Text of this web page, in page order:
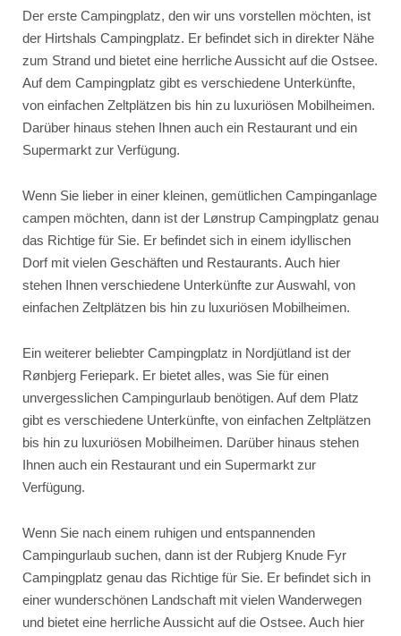
Der erste Campingplatz, den wir uns vorstellen möchten, ist
der Hirtshals Campingplatz. Er befindet sich in direkter Nähe
zum Strand und bietet eine herrliche Aussicht auf die Ostsee.
Auf dem Campingplatz gibt es verschiedene Unterkünfte,
von einfachen Zeltplätzen bis hin zu luxuriösen Mobilheimen.
Darüber hinaus stehen Ihnen auch ein Restaurant und ein
Supermarkt zur Verfügung.
Wenn Sie lieber in einer kleinen, gemütlichen Campinganlage
campen möchten, dann ist der Lønstrup Campingplatz genau
das Richtige für Sie. Er befindet sich in einem idyllischen
Dorf mit vielen Geschäften und Restaurants. Auch hier
stehen Ihnen verschiedene Unterkünfte zur Auswahl, von
einfachen Zeltplätzen bis hin zu luxuriösen Mobilheimen.
Ein weiterer beliebter Campingplatz in Nordjütland ist der
Rønbjerg Feriepark. Er bietet alles, was Sie für einen
unvergesslichen Campingurlaub benötigen. Auf dem Platz
gibt es verschiedene Unterkünfte, von einfachen Zeltplätzen
bis hin zu luxuriösen Mobilheimen. Darüber hinaus stehen
Ihnen auch ein Restaurant und ein Supermarkt zur
Verfügung.
Wenn Sie nach einem ruhigen und entspannenden
Campingurlaub suchen, dann ist der Rubjerg Knude Fyr
Campingplatz genau das Richtige für Sie. Er befindet sich in
einer wunderschönen Landschaft mit vielen Wanderwegen
und bietet eine herrliche Aussicht auf die Ostsee. Auch hier